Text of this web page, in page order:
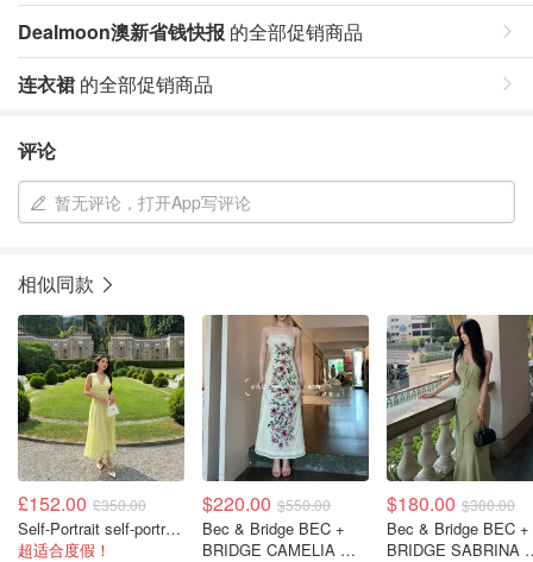
Dealmoon澳新省钱快报 的全部促销商品
连衣裙 的全部促销商品
评论
暂无评论，打开App写评论
相似同款
£152.00 £350.00
Self-Portrait self-portrait 黄色雪纺中长裙
超适合度假！
$220.00 $550.00
Bec & Bridge BEC +
BRIDGE CAMELIA 长
$180.00 $380.00
Bec & Bridge BEC +
BRIDGE SABRINA